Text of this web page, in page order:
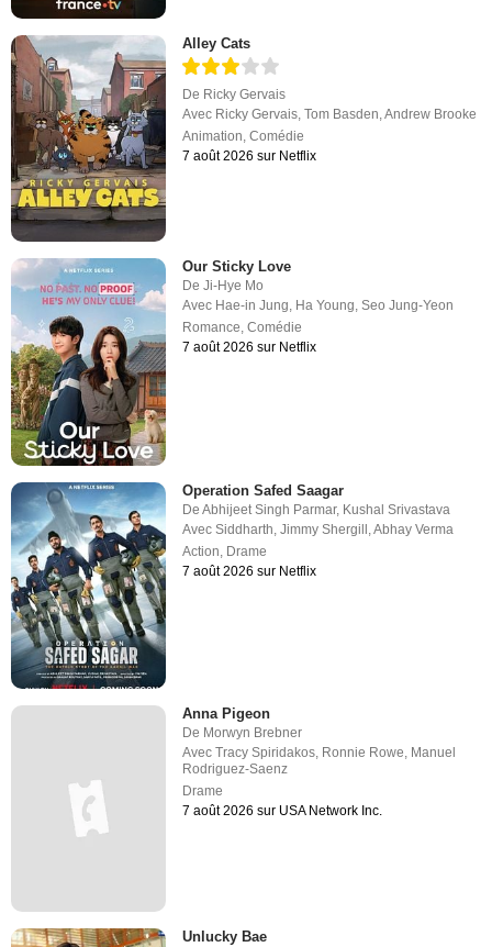
Alley Cats
De Ricky Gervais
Avec Ricky Gervais,Tom Basden,Andrew Brooke
Animation,Comédie
7 août 2026 sur Netflix
Our Sticky Love
DeJi-Hye Mo
Avec Hae-in Jung, Ha Young,Seo Jung-Yeon
Romance,Comédie
7 août 2026 sur Netflix
Operation Safed Saagar
DeAbhijeet Singh Parmar, Kushal Srivastava
AvecSiddharth ,Jimmy Shergill ,Abhay Verma
Action Drame
7 août 2026 sur Netflix
Anna Pigeon
De Morwyn Brebner
AvecTracy Spiridakos, Ronnie Rowe, Manuel
Rodriguez-Saenz
Drame
7 août 2026 sur USA Network Inc.
Unlucky Bae